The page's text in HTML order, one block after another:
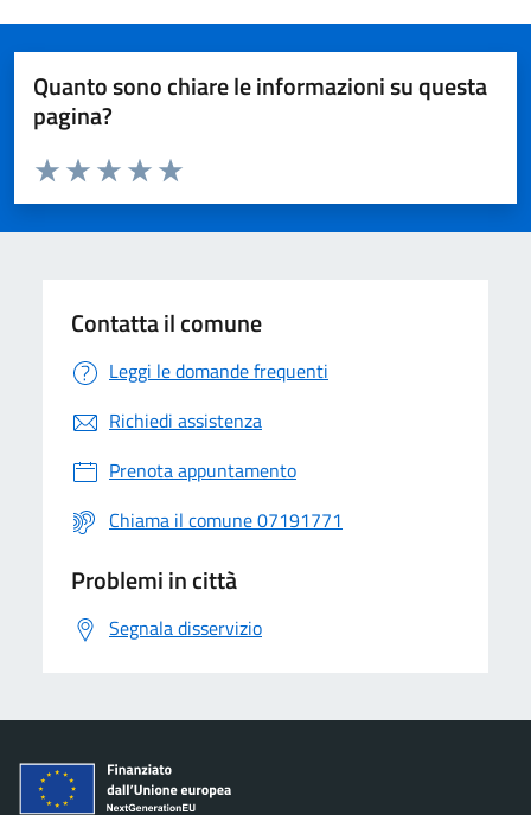
Quanto sono chiare le informazioni su questa
pagina?
Valuta da 1 a 5 stelle la pagina
Valuta 5 stelle su 5
Valuta 4 stelle su 5
Valuta 3 stelle su 5
Valuta 2 stelle su 5
Valuta 1 stelle su 5
Contatta il comune
Leggi le domande frequenti
Richiedi assistenza
Prenota appuntamento
Chiama il comune 07191771
Problemi in città
Segnala disservizio